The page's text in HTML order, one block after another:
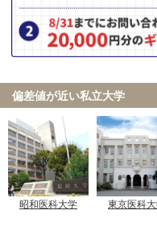
偏差値が近い私立大学
昭和医科大学 東京医科